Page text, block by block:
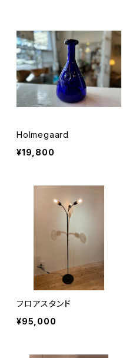
Holmegaard
¥19,800
フロアスタンド
¥95,000